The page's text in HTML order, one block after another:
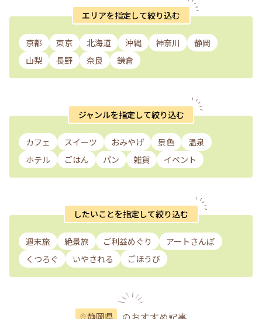
エリアを指定して絞り込む
京都 東京 北海道 沖縄 神奈川
静岡
山梨
長野 奈良 鎌倉
ジャンルを指定して絞り込む
カフェ スイーツ おみやげ 景色
温泉
ホテル
ごはん パン 雑貨 イベント
したいことを指定して絞り込む
週末旅 絶景旅 ご利益めぐり
アートさんぽ
くつろぐ
いやされる ごほうび
静岡県